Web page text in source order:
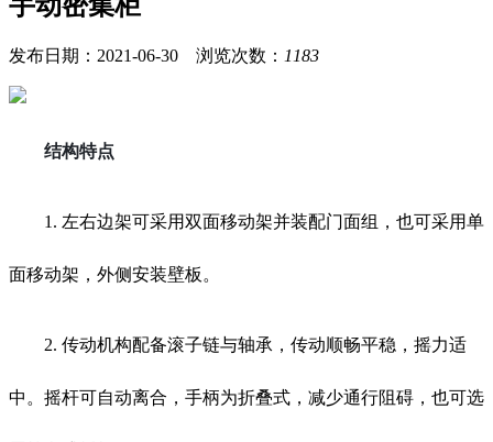
发布日期：2021-06-30 浏览次数： 1183
结构特点
1. 左右边架可采用双面移动架并装配门面组，也可采用单
面移动架，外侧安装壁板。
2. 传动机构配备滚子链与轴承，传动顺畅平稳，摇力适
中。摇杆可自动离合，手柄为折叠式，减少通行阻碍，也可选